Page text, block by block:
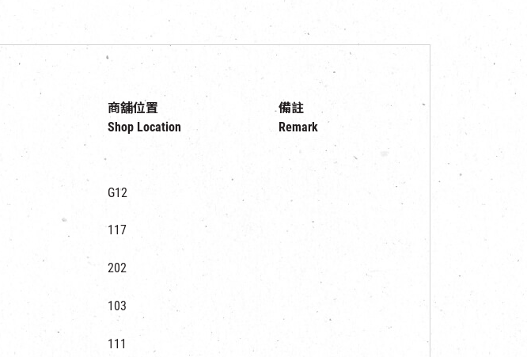
商舖位置
Shop Location
備註
Remark
G12
117
202
103
111